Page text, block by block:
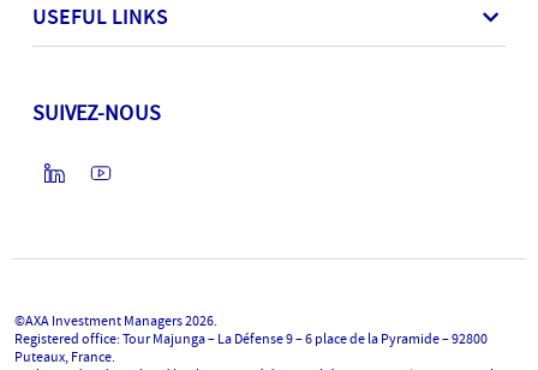
USEFUL LINKS
SUIVEZ-NOUS
©AXA Investment Managers2026.
Registered office: Tour Majunga – La Défense 9 – 6 place de la Pyramide – 92800
Puteaux, France.